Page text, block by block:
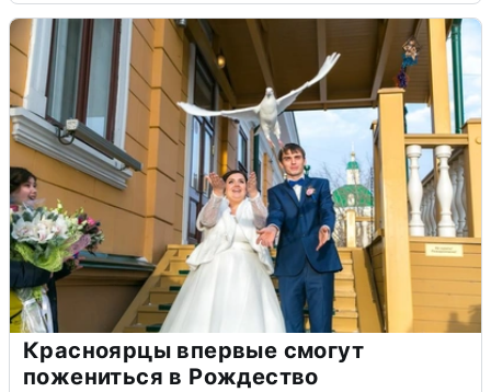
Красноярцы впервые смогут
пожениться в Рождество